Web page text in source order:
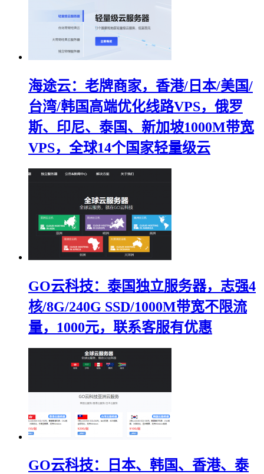
海途云：老牌商家，香港/日本/美国/
台湾/韩国高端优化线路VPS，俄罗
斯、印尼、泰国、新加坡1000M带宽
VPS，全球14个国家轻量级云
GO云科技：泰国独立服务器，志强4
核/8G/240G SSD/1000M带宽不限流
量，1000元，联系客服有优惠
GO云科技：日本、韩国、香港、泰